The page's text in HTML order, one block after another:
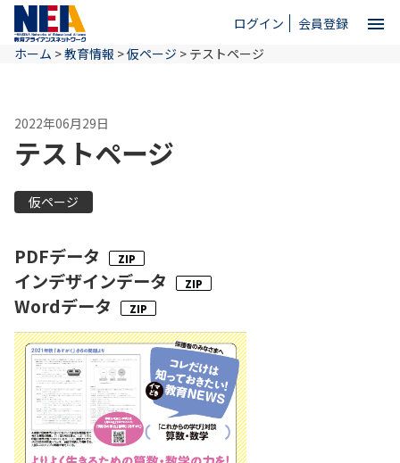
ログイン 会員登録 menu
ホーム
NEAとは
教育情報
お問い合わせ
ホーム >教育情報 >仮ページ > テストページ
2022年06月29日
テストページ
仮ページ
PDFデータ
インデザインデータ
Wordデータ